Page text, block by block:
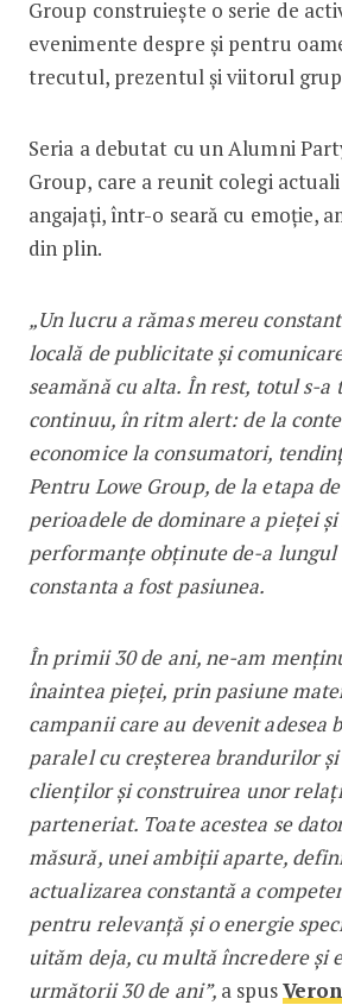
Group construiește o serie de
evenimente despre și pentru
trecutul, prezentul și viitorul
Seria a debutat cu un Alumni
Group, care a reunit colegi
angajați, într-o seară cu emoție,
din plin.
„Un lucru a rămas mereu
locală de publicitate și
seamănă cu alta. În rest, totul s-a
continuu, în ritm alert: de la
economice la consumatori,
Pentru Lowe Group, de la etapa
perioadele de dominare a pieței
performanțe obținute de-a
constanta a fost pasiunea.
În primii 30 de ani, ne-am
înaintea pieței, prin pasiune
campanii care au devenit adesea
paralel cu creșterea brandurilor
clienților și construirea unor
parteneriat. Toate acestea se
măsură, unei ambiții aparte,
actualizarea constantă a
pentru relevanță și o energie
uităm deja, cu multă încredere și
următorii 30 de ani”, a spus